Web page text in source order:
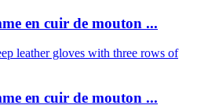
en cuir de mouton ...
en cuir de mouton ...